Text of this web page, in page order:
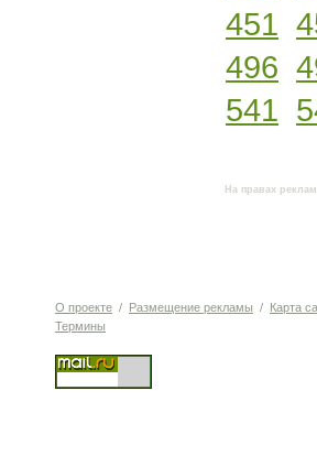
451
496
541
На правах
О проекте / Размещение рекламы / Карта
Термины